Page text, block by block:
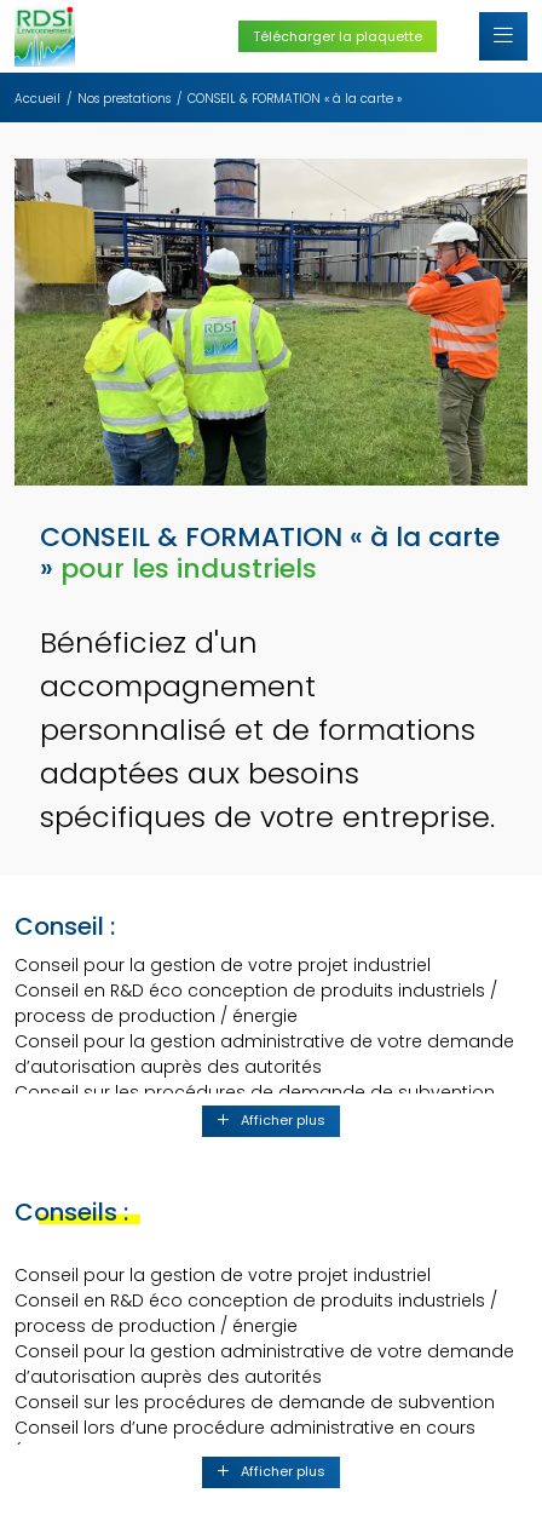
Télécharger la plaquette
Accueil Nos prestations CONSEIL & FORMATION « à la carte »
CONSEIL & FORMATION « à la carte
» pour les industriels
Bénéficiez d'un
accompagnement
personnalisé et de formations
adaptées aux besoins
spécifiques de votre entreprise.
Conseil :
Conseil pour la gestion de votre projet industriel
Conseil en R&D éco conception de produits industriels /
process de production / énergie
Conseil pour la gestion administrative de votre demande
d’autorisation auprès des autorités
Conseil sur les procédures de demande de subvention
Conseil lors d’une procédure administrative en cours
(réponse à des questions des administrations et
Nos formations à la carte :
Formation à la carte dans les domaines suivants :
REACH
RSDE
ICPE
Impacts et risques environnementaux
Gestion de projets intégrant QHSE
Maîtrise des risques
Circuit administratifs d’autorisation
Afficher plus
Conseils :
Conseil pour la gestion de votre projet industriel
Conseil en R&D éco conception de produits industriels /
process de production / énergie
Conseil pour la gestion administrative de votre demande
d’autorisation auprès des autorités
Conseil sur les procédures de demande de subvention
Conseil lors d’une procédure administrative en cours
(réponse à des questions des administrations et
Afficher plus